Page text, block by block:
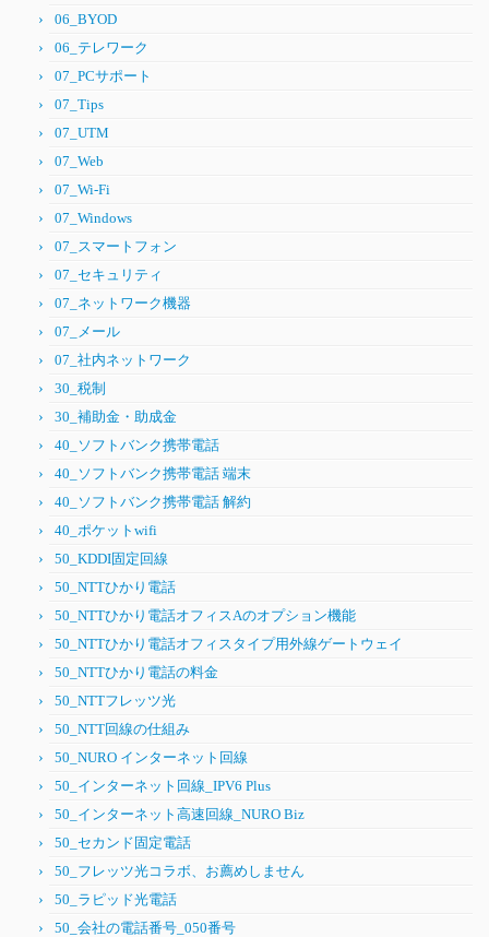
06_BYOD
06_テレワーク
07_PCサポート
07_Tips
07_UTM
07_Web
07_Wi-Fi
07_Windows
07_スマートフォン
07_セキュリティ
07_ネットワーク機器
07_メール
07_社内ネットワーク
30_税制
30_補助金・助成金
40_ソフトバンク携帯電話
40_ソフトバンク携帯電話 端末
40_ソフトバンク携帯電話 解約
40_ポケットwifi
50_KDDI固定回線
50_NTTひかり電話
50_NTTひかり電話オフィスAのオプション機能
50_NTTひかり電話オフィスタイプ用外線ゲートウェイ
50_NTTひかり電話の料金
50_NTTフレッツ光
50_NTT回線の仕組み
50_NURO インターネット回線
50_インターネット回線_IPV6 Plus
50_インターネット高速回線_NURO Biz
50_セカンド固定電話
50_フレッツ光コラボ、お薦めしません
50_ラピッド光電話
50_会社の電話番号_050番号